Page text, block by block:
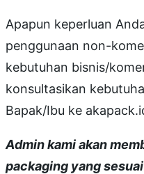
Apapun keperluan
penggunaan non-
kebutuhan bisnis/
konsultasikan
Bapak/Ibu ke
Admin kami akan
packaging yang